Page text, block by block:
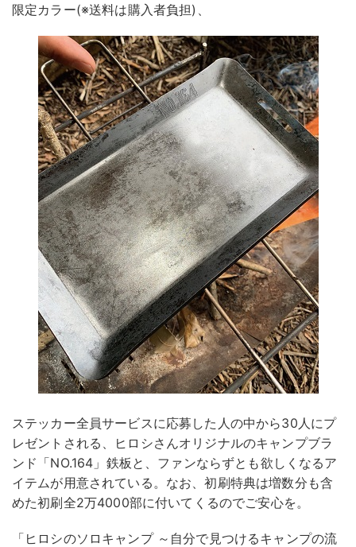
限定カラー(※送料は購入者負担)、
ステッカー全員サービスに応募した人の中から30人にプ
レゼントされる、ヒロシさんオリジナルのキャンプブラ
ンド「NO.164」鉄板と、ファンならずとも欲しくなるア
イテムが用意されている。なお、初刷特典は増数分も含
めた初刷全2万4000部に付いてくるのでご安心を。
「ヒロシのソロキャンプ ～自分で見つけるキャンプの流